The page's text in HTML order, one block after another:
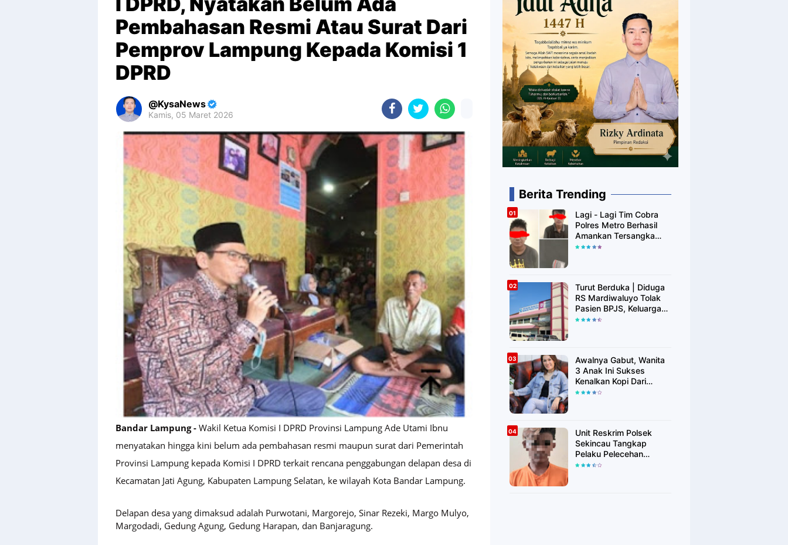
Pembahasan Resmi Atau Surat Dari
Pemprov Lampung Kepada Komisi 1
DPRD
KysaNews
Kamis, 05 Maret 2026
Premium
By
Raushan
Design
With
Shroff
Templates
Bandar Lampung - Wakil Ketua Komisi I DPRD Provinsi Lampung Ade Utami Ibnu
menyatakan hingga kini belum ada pembahasan resmi maupun surat dari Pemerintah
Provinsi Lampung kepada Komisi I DPRD terkait rencana penggabungan delapan desa di
Kecamatan Jati Agung, Kabupaten Lampung Selatan, ke wilayah Kota Bandar Lampung.
Delapan desa yang dimaksud adalah Purwotani, Margorejo, Sinar Rezeki, Margo Mulyo,
Margodadi, Gedung Agung, Gedung Harapan, dan Banjaragung.
Berita Trending
Lagi - Lagi Tim Cobra
Polres Metro Berhasil
Amankan Tersangka
Yang Diduga Pengguna
Turut Berduka | Diduga
RS Mardiwaluyo Tolak
Pasien BPJS, Keluarga
Pasien: "ini Yang
Awalnya Gabut, Wanita
3 Anak Ini Sukses
Kenalkan Kopi Dari
Simalungun di Bekasi
Unit Reskrim Polsek
Sekincau Tangkap
Pelaku Pelecehan
Seksual Anak di Bawah